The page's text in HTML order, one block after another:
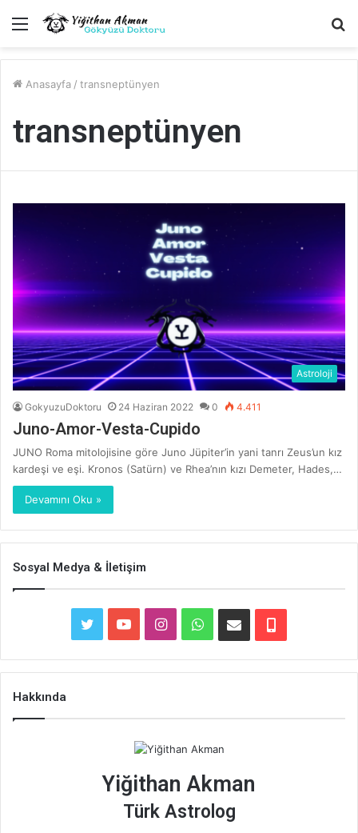
Menü
Anasayfa / transneptünyen
transneptünyen
Astroloji
GokyuzuDoktoru 24 Haziran 2022 0 4.411
Juno-Amor-Vesta-Cupido
JUNO Roma mitolojisine göre Juno Jüpiter’in yani tanrı Zeus’un kız
kardeşi ve eşi. Kronos (Satürn) ve Rhea’nın kızı Demeter, Hades,…
Devamını Oku »
Sosyal Medya & İletişim
w
t
o
T
u
b
e
I
n
t
a
g
r
W
h
t
s
A
p
-
o
t
e
e
Hakkında
Yiğithan Akman
Türk Astrolog